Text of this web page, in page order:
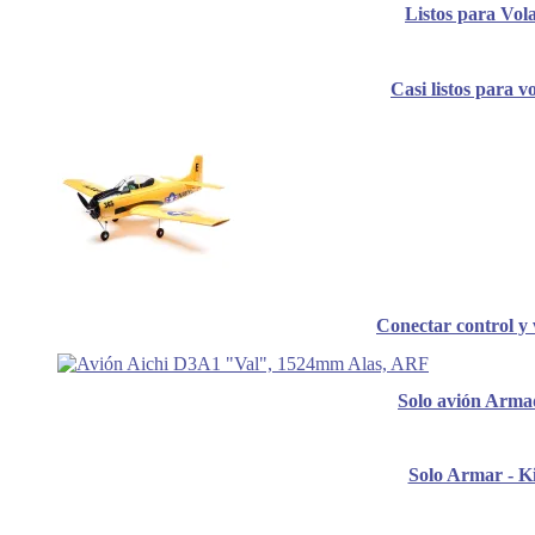
Listos para
Casi listos para
Conectar control y
Solo avión
Solo Armar -